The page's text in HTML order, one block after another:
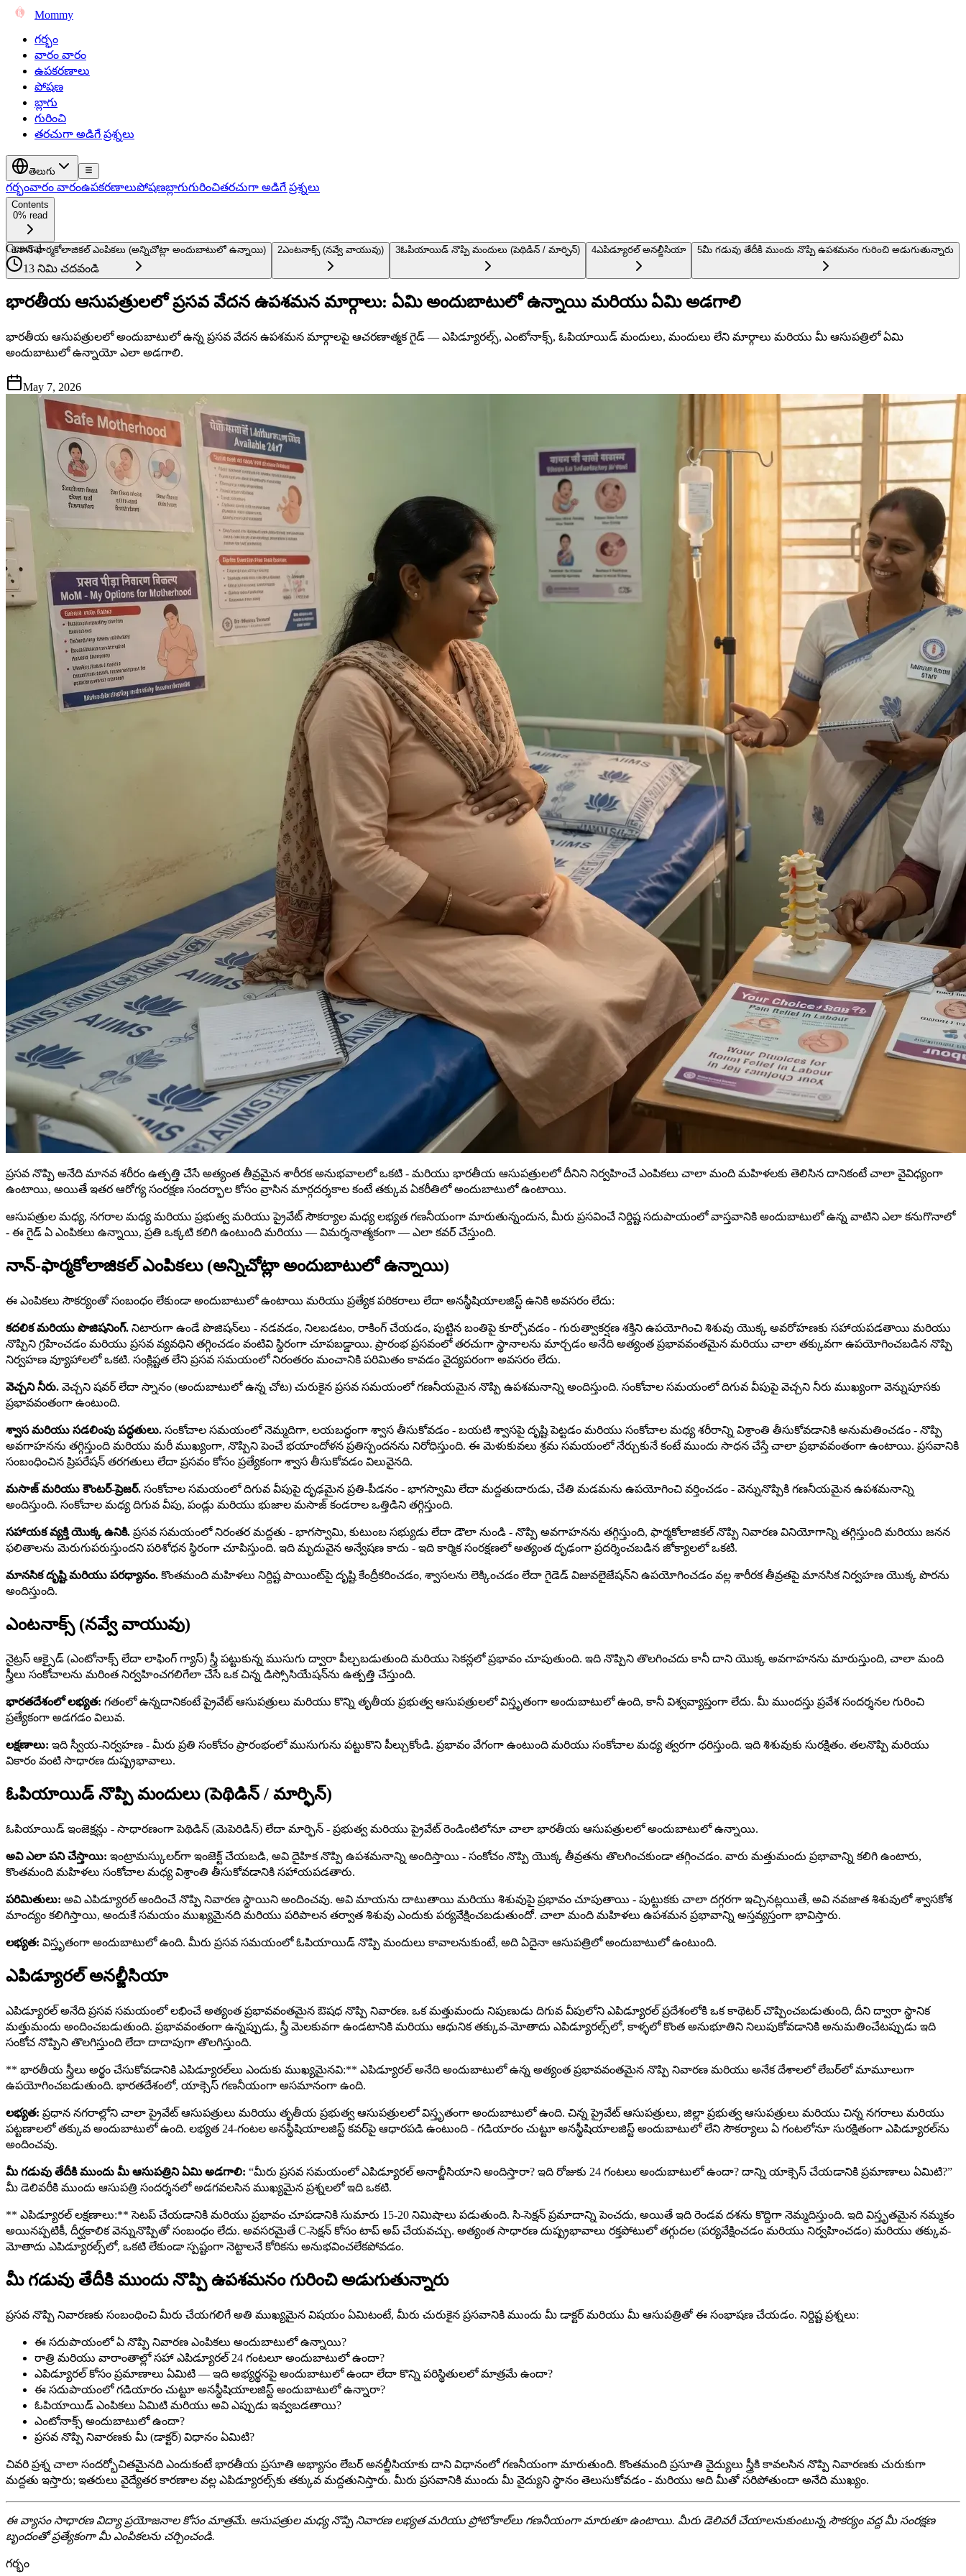
Mommy
గర్భం
వారం వారం
ఉపకరణాలు
పోషణ
బ్లాగు
గురించి
తరచుగా అడిగే ప్రశ్నలు
తెలుగు
గర్భంవారం వారంఉపకరణాలుపోషణబ్లాగుగురించితరచుగా అడిగే ప్రశ్నలు
Contents
0% read
1నాన్-ఫార్మకోలాజికల్ ఎంపికలు (అన్నిచోట్లా అందుబాటులో ఉన్నాయి) 2ఎంటనాక్స్ (నవ్వే వాయువు) 3ఓపియాయిడ్ నొప్పి మందులు (పెథిడిన్ / మార్ఫిన్) 4ఎపిడ్యూరల్ అనల్జీసియా 5మీ గడువు తేదీకి ముందు నొప్పి ఉపశమనం గురించి అడుగుతున్నారు
General
13 నిమి చదవండి
భారతీయ ఆసుపత్రులలో ప్రసవ వేదన ఉపశమన మార్గాలు: ఏమి అందుబాటులో ఉన్నాయి మరియు ఏమి అడగాలి
భారతీయ ఆసుపత్రులలో అందుబాటులో ఉన్న ప్రసవ వేదన ఉపశమన మార్గాలపై ఆచరణాత్మక గైడ్ — ఎపిడ్యూరల్స్, ఎంటోనాక్స్, ఓపియాయిడ్ మందులు, మందులు లేని మార్గాలు మరియు మీ ఆసుపత్రిలో ఏమి
అందుబాటులో ఉన్నాయో ఎలా అడగాలి.
May 7, 2026
ప్రసవ నొప్పి అనేది మానవ శరీరం ఉత్పత్తి చేసే అత్యంత తీవ్రమైన శారీరక అనుభవాలలో ఒకటి - మరియు భారతీయ ఆసుపత్రులలో దీనిని నిర్వహించే ఎంపికలు చాలా మంది మహిళలకు తెలిసిన దానికంటే చాలా వైవిధ్యంగా
ఉంటాయి, అయితే ఇతర ఆరోగ్య సంరక్షణ సందర్భాల కోసం వ్రాసిన మార్గదర్శకాల కంటే తక్కువ ఏకరీతిలో అందుబాటులో ఉంటాయి.
ఆసుపత్రుల మధ్య, నగరాల మధ్య మరియు ప్రభుత్వ మరియు ప్రైవేట్ సౌకర్యాల మధ్య లభ్యత గణనీయంగా మారుతున్నందున, మీరు ప్రసవించే నిర్దిష్ట సదుపాయంలో వాస్తవానికి అందుబాటులో ఉన్న వాటిని ఎలా కనుగొనాలో
- ఈ గైడ్ ఏ ఎంపికలు ఉన్నాయి, ప్రతి ఒక్కటి కలిగి ఉంటుంది మరియు — విమర్శనాత్మకంగా — ఎలా కవర్ చేస్తుంది.
నాన్-ఫార్మకోలాజికల్ ఎంపికలు (అన్నిచోట్లా అందుబాటులో ఉన్నాయి)
ఈ ఎంపికలు సౌకర్యంతో సంబంధం లేకుండా అందుబాటులో ఉంటాయి మరియు ప్రత్యేక పరికరాలు లేదా అనస్థీషియాలజిస్ట్ ఉనికి అవసరం లేదు:
కదలిక మరియు పొజిషనింగ్. నిటారుగా ఉండే పొజిషన్‌లు - నడవడం, నిలబడటం, రాకింగ్ చేయడం, పుట్టిన బంతిపై కూర్చోవడం - గురుత్వాకర్షణ శక్తిని ఉపయోగించి శిశువు యొక్క అవరోహణకు సహాయపడతాయి మరియు
నొప్పిని గ్రహించడం మరియు ప్రసవ వ్యవధిని తగ్గించడం వంటివి స్థిరంగా చూపబడ్డాయి. ప్రారంభ ప్రసవంలో తరచుగా స్థానాలను మార్చడం అనేది అత్యంత ప్రభావవంతమైన మరియు చాలా తక్కువగా ఉపయోగించబడిన నొప్పి
నిర్వహణ వ్యూహాలలో ఒకటి. సంక్లిష్టత లేని ప్రసవ సమయంలో నిరంతరం మంచానికి పరిమితం కావడం వైద్యపరంగా అవసరం లేదు.
వెచ్చని నీరు. వెచ్చని షవర్ లేదా స్నానం (అందుబాటులో ఉన్న చోట) చురుకైన ప్రసవ సమయంలో గణనీయమైన నొప్పి ఉపశమనాన్ని అందిస్తుంది. సంకోచాల సమయంలో దిగువ వీపుపై వెచ్చని నీరు ముఖ్యంగా వెన్నుపూసకు
ప్రభావవంతంగా ఉంటుంది.
శ్వాస మరియు సడలింపు పద్ధతులు. సంకోచాల సమయంలో నెమ్మదిగా, లయబద్ధంగా శ్వాస తీసుకోవడం - బయటి శ్వాసపై దృష్టి పెట్టడం మరియు సంకోచాల మధ్య శరీరాన్ని విశ్రాంతి తీసుకోవడానికి అనుమతించడం - నొప్పి
అవగాహనను తగ్గిస్తుంది మరియు మరీ ముఖ్యంగా, నొప్పిని పెంచే భయాందోళన ప్రతిస్పందనను నిరోధిస్తుంది. ఈ మెళుకువలు శ్రమ సమయంలో నేర్చుకునే కంటే ముందు సాధన చేస్తే చాలా ప్రభావవంతంగా ఉంటాయి. ప్రసవానికి
సంబంధించిన ప్రిపరేషన్ తరగతులు లేదా ప్రసవం కోసం ప్రత్యేకంగా శ్వాస తీసుకోవడం విలువైనది.
మసాజ్ మరియు కౌంటర్-ప్రెజర్. సంకోచాల సమయంలో దిగువ వీపుపై దృఢమైన ప్రతి-పీడనం - భాగస్వామి లేదా మద్దతుదారుడు, చేతి మడమను ఉపయోగించి వర్తించడం - వెన్నునొప్పికి గణనీయమైన ఉపశమనాన్ని
అందిస్తుంది. సంకోచాల మధ్య దిగువ వీపు, పండ్లు మరియు భుజాల మసాజ్ కండరాల ఒత్తిడిని తగ్గిస్తుంది.
సహాయక వ్యక్తి యొక్క ఉనికి. ప్రసవ సమయంలో నిరంతర మద్దతు - భాగస్వామి, కుటుంబ సభ్యుడు లేదా డౌలా నుండి - నొప్పి అవగాహనను తగ్గిస్తుంది, ఫార్మకోలాజికల్ నొప్పి నివారణ వినియోగాన్ని తగ్గిస్తుంది మరియు జనన
ఫలితాలను మెరుగుపరుస్తుందని పరిశోధన స్థిరంగా చూపిస్తుంది. ఇది మృదువైన అన్వేషణ కాదు - ఇది కార్మిక సంరక్షణలో అత్యంత దృఢంగా ప్రదర్శించబడిన జోక్యాలలో ఒకటి.
మానసిక దృష్టి మరియు పరధ్యానం. కొంతమంది మహిళలు నిర్దిష్ట పాయింట్‌పై దృష్టి కేంద్రీకరించడం, శ్వాసలను లెక్కించడం లేదా గైడెడ్ విజువలైజేషన్‌ని ఉపయోగించడం వల్ల శారీరక తీవ్రతపై మానసిక నిర్వహణ యొక్క పొరను
అందిస్తుంది.
ఎంటనాక్స్ (నవ్వే వాయువు)
నైట్రస్ ఆక్సైడ్ (ఎంటోనాక్స్ లేదా లాఫింగ్ గ్యాస్) స్త్రీ పట్టుకున్న ముసుగు ద్వారా పీల్చబడుతుంది మరియు సెకన్లలో ప్రభావం చూపుతుంది. ఇది నొప్పిని తొలగించదు కానీ దాని యొక్క అవగాహనను మారుస్తుంది, చాలా మంది
స్త్రీలు సంకోచాలను మరింత నిర్వహించగలిగేలా చేసే ఒక చిన్న డిస్సోసియేషన్‌ను ఉత్పత్తి చేస్తుంది.
భారతదేశంలో లభ్యత: గతంలో ఉన్నదానికంటే ప్రైవేట్ ఆసుపత్రులు మరియు కొన్ని తృతీయ ప్రభుత్వ ఆసుపత్రులలో విస్తృతంగా అందుబాటులో ఉంది, కానీ విశ్వవ్యాప్తంగా లేదు. మీ ముందస్తు ప్రవేశ సందర్శనల గురించి
ప్రత్యేకంగా అడగడం విలువ.
లక్షణాలు: ఇది స్వీయ-నిర్వహణ - మీరు ప్రతి సంకోచం ప్రారంభంలో ముసుగును పట్టుకొని పీల్చుకోండి. ప్రభావం వేగంగా ఉంటుంది మరియు సంకోచాల మధ్య త్వరగా ధరిస్తుంది. ఇది శిశువుకు సురక్షితం. తలనొప్పి మరియు
వికారం వంటి సాధారణ దుష్ప్రభావాలు.
ఓపియాయిడ్ నొప్పి మందులు (పెథిడిన్ / మార్ఫిన్)
ఓపియాయిడ్ ఇంజెక్షన్లు - సాధారణంగా పెథిడిన్ (మెపెరిడిన్) లేదా మార్ఫిన్ - ప్రభుత్వ మరియు ప్రైవేట్ రెండింటిలోనూ చాలా భారతీయ ఆసుపత్రులలో అందుబాటులో ఉన్నాయి.
అవి ఎలా పని చేస్తాయి: ఇంట్రామస్కులర్‌గా ఇంజెక్ట్ చేయబడి, అవి దైహిక నొప్పి ఉపశమనాన్ని అందిస్తాయి - సంకోచం నొప్పి యొక్క తీవ్రతను తొలగించకుండా తగ్గించడం. వారు మత్తుమందు ప్రభావాన్ని కలిగి ఉంటారు,
కొంతమంది మహిళలు సంకోచాల మధ్య విశ్రాంతి తీసుకోవడానికి సహాయపడతారు.
పరిమితులు: అవి ఎపిడ్యూరల్ అందించే నొప్పి నివారణ స్థాయిని అందించవు. అవి మాయను దాటుతాయి మరియు శిశువుపై ప్రభావం చూపుతాయి - పుట్టుకకు చాలా దగ్గరగా ఇచ్చినట్లయితే, అవి నవజాత శిశువులో శ్వాసకోశ
మాంద్యం కలిగిస్తాయి, అందుకే సమయం ముఖ్యమైనది మరియు పరిపాలన తర్వాత శిశువు ఎందుకు పర్యవేక్షించబడుతుందో. చాలా మంది మహిళలు ఉపశమన ప్రభావాన్ని అస్తవ్యస్తంగా భావిస్తారు.
లభ్యత: విస్తృతంగా అందుబాటులో ఉంది. మీరు ప్రసవ సమయంలో ఓపియాయిడ్ నొప్పి మందులు కావాలనుకుంటే, అది ఏదైనా ఆసుపత్రిలో అందుబాటులో ఉంటుంది.
ఎపిడ్యూరల్ అనల్జీసియా
ఎపిడ్యూరల్ అనేది ప్రసవ సమయంలో లభించే అత్యంత ప్రభావవంతమైన ఔషధ నొప్పి నివారణ. ఒక మత్తుమందు నిపుణుడు దిగువ వీపులోని ఎపిడ్యూరల్ ప్రదేశంలోకి ఒక కాథెటర్ చొప్పించబడుతుంది, దీని ద్వారా స్థానిక
మత్తుమందు అందించబడుతుంది. ప్రభావవంతంగా ఉన్నప్పుడు, స్త్రీ మెలకువగా ఉండటానికి మరియు ఆధునిక తక్కువ-మోతాదు ఎపిడ్యూరల్స్‌లో, కాళ్ళలో కొంత అనుభూతిని నిలుపుకోవడానికి అనుమతించేటప్పుడు ఇది
సంకోచ నొప్పిని తొలగిస్తుంది లేదా దాదాపుగా తొలగిస్తుంది.
** భారతీయ స్త్రీలు అర్థం చేసుకోవడానికి ఎపిడ్యూరల్‌లు ఎందుకు ముఖ్యమైనవి:** ఎపిడ్యూరల్ అనేది అందుబాటులో ఉన్న అత్యంత ప్రభావవంతమైన నొప్పి నివారణ మరియు అనేక దేశాలలో లేబర్‌లో మామూలుగా
ఉపయోగించబడుతుంది. భారతదేశంలో, యాక్సెస్ గణనీయంగా అసమానంగా ఉంది.
లభ్యత: ప్రధాన నగరాల్లోని చాలా ప్రైవేట్ ఆసుపత్రులు మరియు తృతీయ ప్రభుత్వ ఆసుపత్రులలో విస్తృతంగా అందుబాటులో ఉంది. చిన్న ప్రైవేట్ ఆసుపత్రులు, జిల్లా ప్రభుత్వ ఆసుపత్రులు మరియు చిన్న నగరాలు మరియు
పట్టణాలలో తక్కువ అందుబాటులో ఉంది. లభ్యత 24-గంటల అనస్థీషియాలజిస్ట్ కవర్‌పై ఆధారపడి ఉంటుంది - గడియారం చుట్టూ అనస్థీషియాలజిస్ట్ అందుబాటులో లేని సౌకర్యాలు ఏ గంటలోనూ సురక్షితంగా ఎపిడ్యూరల్‌ను
అందించవు.
మీ గడువు తేదీకి ముందు మీ ఆసుపత్రిని ఏమి అడగాలి: “మీరు ప్రసవ సమయంలో ఎపిడ్యూరల్ అనాల్జీసియాని అందిస్తారా? ఇది రోజుకు 24 గంటలు అందుబాటులో ఉందా? దాన్ని యాక్సెస్ చేయడానికి ప్రమాణాలు ఏమిటి?”
మీ డెలివరీకి ముందు ఆసుపత్రి సందర్శనలో అడగవలసిన ముఖ్యమైన ప్రశ్నలలో ఇది ఒకటి.
** ఎపిడ్యూరల్ లక్షణాలు:** సెటప్ చేయడానికి మరియు ప్రభావం చూపడానికి సుమారు 15-20 నిమిషాలు పడుతుంది. సి-సెక్షన్ ప్రమాదాన్ని పెంచదు, అయితే ఇది రెండవ దశను కొద్దిగా నెమ్మదిస్తుంది. ఇది విస్తృతమైన నమ్మకం
అయినప్పటికీ, దీర్ఘకాలిక వెన్నునొప్పితో సంబంధం లేదు. అవసరమైతే C-సెక్షన్ కోసం టాప్ అప్ చేయవచ్చు. అత్యంత సాధారణ దుష్ప్రభావాలు రక్తపోటులో తగ్గుదల (పర్యవేక్షించడం మరియు నిర్వహించడం) మరియు తక్కువ-
మోతాదు ఎపిడ్యూరల్స్‌లో, ఒకటి లేకుండా స్పష్టంగా నెట్టాలనే కోరికను అనుభవించలేకపోవడం.
మీ గడువు తేదీకి ముందు నొప్పి ఉపశమనం గురించి అడుగుతున్నారు
ప్రసవ నొప్పి నివారణకు సంబంధించి మీరు చేయగలిగే అతి ముఖ్యమైన విషయం ఏమిటంటే, మీరు చురుకైన ప్రసవానికి ముందు మీ డాక్టర్ మరియు మీ ఆసుపత్రితో ఈ సంభాషణ చేయడం. నిర్దిష్ట ప్రశ్నలు:
ఈ సదుపాయంలో ఏ నొప్పి నివారణ ఎంపికలు అందుబాటులో ఉన్నాయి?
రాత్రి మరియు వారాంతాల్లో సహా ఎపిడ్యూరల్ 24 గంటలూ అందుబాటులో ఉందా?
ఎపిడ్యూరల్ కోసం ప్రమాణాలు ఏమిటి — ఇది అభ్యర్థనపై అందుబాటులో ఉందా లేదా కొన్ని పరిస్థితులలో మాత్రమే ఉందా?
ఈ సదుపాయంలో గడియారం చుట్టూ అనస్థీషియాలజిస్ట్ అందుబాటులో ఉన్నారా?
ఓపియాయిడ్ ఎంపికలు ఏమిటి మరియు అవి ఎప్పుడు ఇవ్వబడతాయి?
ఎంటోనాక్స్ అందుబాటులో ఉందా?
ప్రసవ నొప్పి నివారణకు మీ (డాక్టర్) విధానం ఏమిటి?
చివరి ప్రశ్న చాలా సందర్భోచితమైనది ఎందుకంటే భారతీయ ప్రసూతి అభ్యాసం లేబర్ అనల్జీసియాకు దాని విధానంలో గణనీయంగా మారుతుంది. కొంతమంది ప్రసూతి వైద్యులు స్త్రీకి కావలసిన నొప్పి నివారణకు చురుకుగా
మద్దతు ఇస్తారు; ఇతరులు వైద్యేతర కారణాల వల్ల ఎపిడ్యూరల్స్‌కు తక్కువ మద్దతునిస్తారు. మీరు ప్రసవానికి ముందు మీ వైద్యుని స్థానం తెలుసుకోవడం - మరియు అది మీతో సరిపోతుందా అనేది ముఖ్యం.
ఈ వ్యాసం సాధారణ విద్యా ప్రయోజనాల కోసం మాత్రమే. ఆసుపత్రుల మధ్య నొప్పి నివారణ లభ్యత మరియు ప్రోటోకాల్‌లు గణనీయంగా మారుతూ ఉంటాయి. మీరు డెలివరీ చేయాలనుకుంటున్న సౌకర్యం వద్ద మీ సంరక్షణ
బృందంతో ప్రత్యేకంగా మీ ఎంపికలను చర్చించండి.
గర్భం